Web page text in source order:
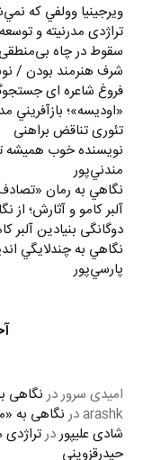
ويرجينيا وولفي كه
تراژدی مدرنیته و
سقوط در چاه بی‌منطقی
شرف هنرمند بودن /
فروغ شاعره ای
«اوديسه»؛ بازآفريني
تئوری تناقض براهنی
نويسنده خوب هميشه
مندني‌پور
نگاهي به رمان
آلبر کامو و آثارش؛ از
دوگانگی بنیادین آلبر
نگاهي به چندلايگي
پارسي‌پور
امیدی سروردرنگاهی
arashkدرنگاهی به
شادی علیپوردر
حیدرقزوینی